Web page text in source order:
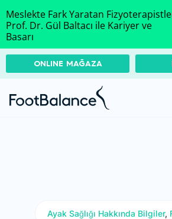
ONLINE MAĞAZA
Ayak Sağlığı Hakkında Bilgiler,
Meslekte Fark Yaratan
Prof. Dr. Gül Baltacı ile Kariyer ve
Basarı